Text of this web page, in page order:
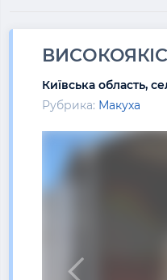
Київська область,
Рубрика: Макуха